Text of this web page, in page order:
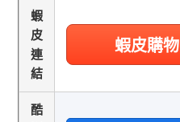
蝦
皮
連
結
蝦皮購物
酷